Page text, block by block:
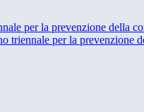
per la prevenzione della
triennale per la prevenzione